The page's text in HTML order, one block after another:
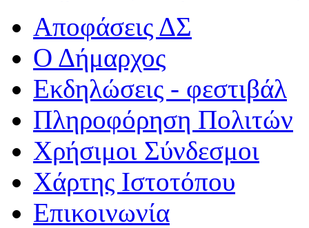
Αποφάσεις ΔΣ
Ο Δήμαρχος
Εκδηλώσεις - φεστιβάλ
Πληροφόρηση Πολιτών
Χρήσιμοι Σύνδεσμοι
Χάρτης Ιστοτόπου
Επικοινωνία